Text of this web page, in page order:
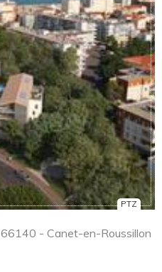
PTZ
66140 - Canet-en-Roussillon